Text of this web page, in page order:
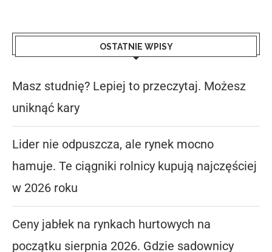
OSTATNIE WPISY
Masz studnię? Lepiej to przeczytaj. Możesz
uniknąć kary
Lider nie odpuszcza, ale rynek mocno
hamuje. Te ciągniki rolnicy kupują najczęściej
w 2026 roku
Ceny jabłek na rynkach hurtowych na
początku sierpnia 2026. Gdzie sadownicy